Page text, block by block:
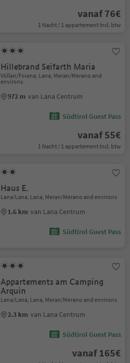
vanaf 76€
1 Nacht / 1 appartement Incl. btw
Hillebrand Seifarth Maria
Völlan/Foiana, Lana, Meran/Merano and
environs
972 m van Lana Centrum
Südtirol Guest Pass
vanaf 55€
1 Nacht / 1 appartement Incl. btw
Haus E.
Lana/Lana, Lana, Meran/Merano and environs
1.6 km van Lana Centrum
Südtirol Guest Pass
Appartements am Camping
Arquin
Lana/Lana, Lana, Meran/Merano and environs
2.3 km van Lana Centrum
Südtirol Guest Pass
vanaf 165€